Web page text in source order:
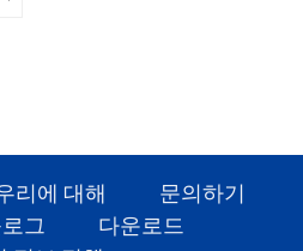
리에 대해
문의하기
그
다운로드